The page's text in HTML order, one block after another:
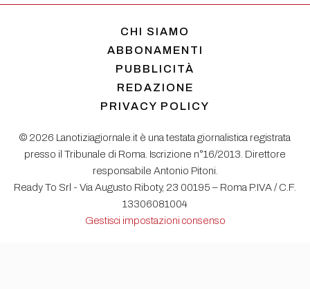
CHI SIAMO
ABBONAMENTI
PUBBLICITÀ
REDAZIONE
PRIVACY POLICY
© 2026 Lanotiziagiornale.it è una testata giornalistica registrata
presso il Tribunale di Roma. Iscrizione n°16/2013. Direttore
responsabile Antonio Pitoni.
Ready To Srl - Via Augusto Riboty, 23 00195 – Roma P.IVA / C.F.
13306081004
Gestisci impostazioni consenso